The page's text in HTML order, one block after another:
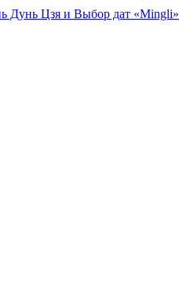
Дунь Цзя и Выбор дат «Mingli»